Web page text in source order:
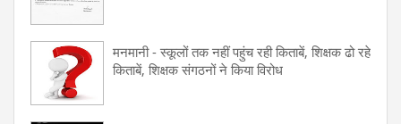
मनमानी - स्कूलों तक नहीं पहुंच रही किताबें, शिक्षक ढो रहे
किताबें, शिक्षक संगठनों ने किया विरोध